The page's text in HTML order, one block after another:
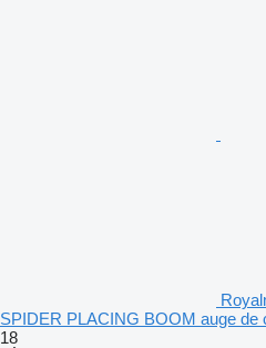
SPIDER PLACING BOOM auge de
18